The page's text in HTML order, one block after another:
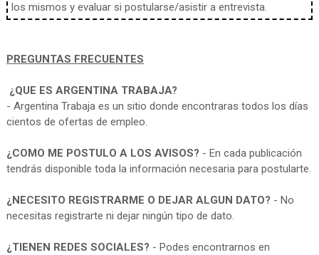
los mismos y evaluar si postularse/asistir a entrevista.
PREGUNTAS FRECUENTES
¿QUE ES ARGENTINA TRABAJA?
- Argentina Trabaja es un sitio donde encontraras todos los días
cientos de ofertas de empleo.
¿COMO ME POSTULO A LOS AVISOS? - En cada publicación
tendrás disponible toda la información necesaria para postularte.
¿NECESITO REGISTRARME O DEJAR ALGUN DATO? - No
necesitas registrarte ni dejar ningún tipo de dato.
¿TIENEN REDES SOCIALES? - Podes encontrarnos en